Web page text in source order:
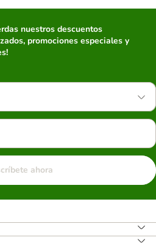
nuestros descuentos
promociones especiales y
ahora